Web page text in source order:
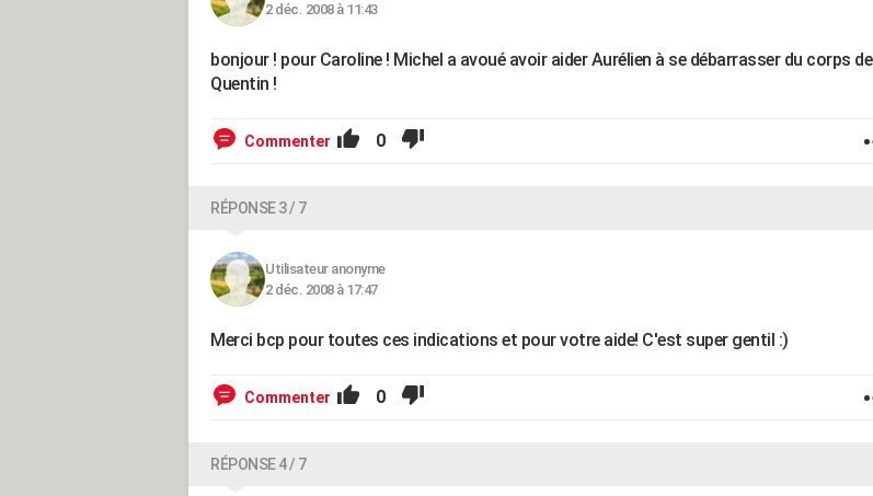
2 déc. 2008 à 11:43
bonjour ! pour Caroline ! Michel a avoué avoir aider Aurélien à se débarrasser du corps de
Quentin !
Commenter 0
RÉPONSE 3 / 7
Utilisateur anonyme
2 déc. 2008 à 17:47
Merci bcp pour toutes ces indications et pour votre aide! C'est super gentil :)
Commenter 0
RÉPONSE 4 / 7